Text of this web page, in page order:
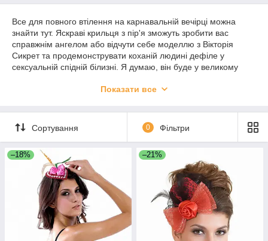
Все для повного втілення на карнавальній вечірці можна
знайти тут. Яскраві крильця з пір'я зможуть зробити вас
справжнім ангелом або відчути себе моделлю з Вікторія
Сикрет та продемонструвати коханій людині дефіле у
сексуальній спідній білизні. Я думаю, він буде у великому
костюму покоївки, наприклад. Або ж можна втілитись у
купити – вушка кролика на обідку з гіп'юрної тканини. Адже
головне у довершенні образу аксесуар, який є у нашому
відділі у великій кількості. Все, що потрібно для задоволення
кількістю товару. Вибирати саме вам що більше подобається
за смаком та можливостями.
Показати все
Сортування 0 Фільтри
–18% –21%